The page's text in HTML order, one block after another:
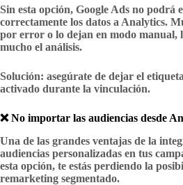
Sin esta opción, Google Ads no podrá
correctamente los datos a Analytics.
por error o lo dejan en modo manual,
mucho el análisis.
Solución: asegúrate de dejar el
activado durante la vinculación.
❌ No importar las audiencias desde
Una de las grandes ventajas de la
audiencias personalizadas en tus
esta opción, te estás perdiendo la
remarketing segmentado.